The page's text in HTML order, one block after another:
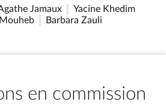
Jamaux
Yacine Khedim
Barbara Zauli
en commission